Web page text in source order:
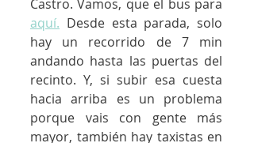
aquí. Desde esta parada, solo
hay un recorrido de 7 min
andando hasta las puertas del
recinto. Y, si subir esa cuesta
hacia arriba es un problema
porque vais con gente más
mayor, también hay taxistas en